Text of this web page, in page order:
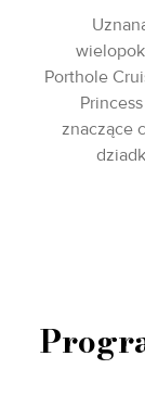
Porthole
znaczące